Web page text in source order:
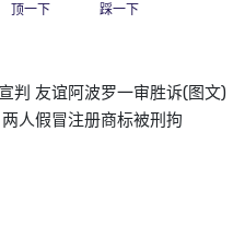
顶一下 踩一下
判 友谊阿波罗一审胜诉(图文)
人假冒注册商标被刑拘